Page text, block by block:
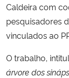
Gabinete de
Advocacia-Geral da
Caldeira com
pesquisadores
vinculados ao
O trabalho,
árvore dos